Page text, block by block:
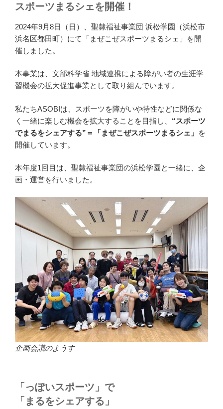
スポーツまるシェを開催！
2024年9月8日（日）、聖隷福祉事業団 浜松学園（浜松市
浜名区都田町）にて「まぜこぜスポーツまるシェ」を開
催しました。
本事業は、文部科学省 地域連携による障がい者の生涯学
習機会の拡大促進事業として取り組んでいます。
私たちASOBIは、スポーツを障がいや特性などに関係な
く一緒に楽しむ機会を拡大することを目指し、 “スポーツ
でまるをシェアする”＝「まぜこぜスポーツまるシェ」 を
開催しています。
本年度1回目は、聖隷福祉事業団の浜松学園と一緒に、企
画・運営を行いました。
企画会議のようす
「っぽいスポーツ」で
「まるをシェアする」